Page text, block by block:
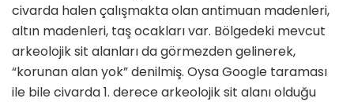
civarda halen çalışmakta olan antimuan madenleri,
altın madenleri, taş ocakları var. Bölgedeki mevcut
arkeolojik sit alanları da görmezden gelinerek,
“korunan alan yok” denilmiş. Oysa Google taraması
ile bile civarda 1. derece arkeolojik sit alanı olduğu